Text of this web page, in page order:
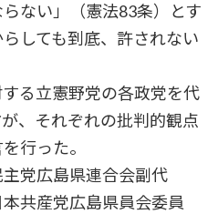
ない」（憲法83条）とす
しても到底、許されない
る立憲野党の各政党を代
、それぞれの批判的観点
行った。
党広島県連合会副代
共産党広島県員会委員